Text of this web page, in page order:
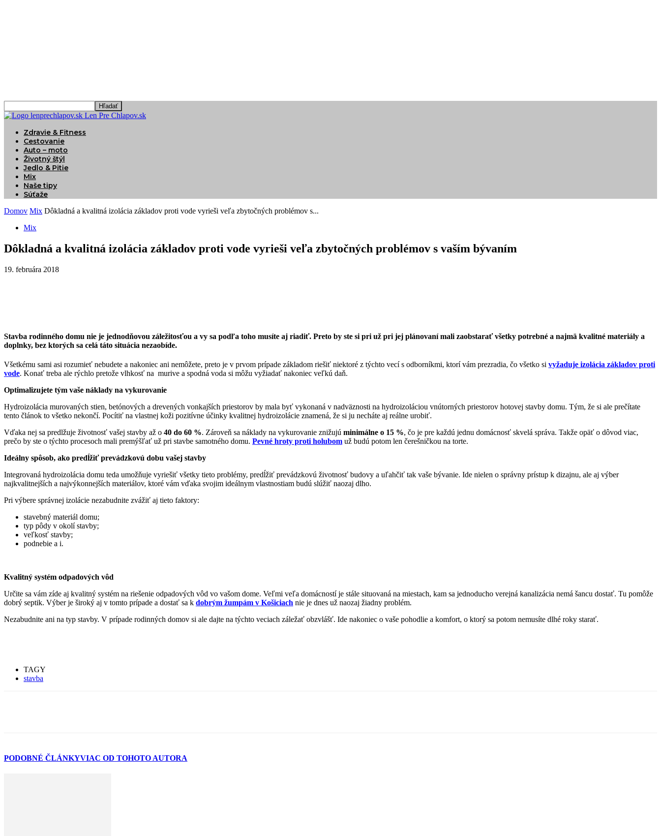
Len Pre Chlapov.sk
Zdravie & Fitness
Cestovanie
Auto – moto
Životný štýl
Jedlo & Pitie
Mix
Naše tipy
Súťaže
Domov Mix Dôkladná a kvalitná izolácia základov proti vode vyrieši veľa zbytočných problémov s...
Mix
Dôkladná a kvalitná izolácia základov proti vode vyrieši veľa zbytočných problémov s vaším bývaním
19. februára 2018
Stavba rodinného domu nie je jednodňovou záležitosťou a vy sa podľa toho musíte aj riadiť. Preto by ste si pri už pri jej plánovaní mali zaobstarať všetky potrebné a najmä kvalitné materiály a
doplnky, bez ktorých sa celá táto situácia nezaobíde.
Všetkému sami asi rozumieť nebudete a nakoniec ani nemôžete, preto je v prvom prípade základom riešiť niektoré z týchto vecí s odborníkmi, ktorí vám prezradia, čo všetko si vyžaduje izolácia základov proti
vode. Konať treba ale rýchlo pretože vlhkosť na murive a spodná voda si môžu vyžiadať nakoniec veľkú daň.
Optimalizujete tým vaše náklady na vykurovanie
Hydroizolácia murovaných stien, betónových a drevených vonkajších priestorov by mala byť vykonaná v nadväznosti na hydroizoláciou vnútorných priestorov hotovej stavby domu. Tým, že si ale prečítate
tento článok to všetko nekončí. Pocítiť na vlastnej koži pozitívne účinky kvalitnej hydroizolácie znamená, že si ju necháte aj reálne urobiť.
Vďaka nej sa predlžuje životnosť vašej stavby až o 40 do 60 %. Zároveň sa náklady na vykurovanie znižujú minimálne o 15 %, čo je pre každú jednu domácnosť skvelá správa. Takže opäť o dôvod viac,
prečo by ste o týchto procesoch mali premýšľať už pri stavbe samotného domu. Pevné hroty proti holubom už budú potom len čerešničkou na torte.
Ideálny spôsob, ako predĺžiť prevádzkovú dobu vašej stavby
Integrovaná hydroizolácia domu teda umožňuje vyriešiť všetky tieto problémy, predĺžiť prevádzkovú životnosť budovy a uľahčiť tak vaše bývanie. Ide nielen o správny prístup k dizajnu, ale aj výber
najkvalitnejších a najvýkonnejších materiálov, ktoré vám vďaka svojim ideálnym vlastnostiam budú slúžiť naozaj dlho.
Pri výbere správnej izolácie nezabudnite zvážiť aj tieto faktory:
stavebný materiál domu;
typ pôdy v okolí stavby;
veľkosť stavby;
podnebie a i.
Kvalitný systém odpadových vôd
Určite sa vám zíde aj kvalitný systém na riešenie odpadových vôd vo vašom dome. Veľmi veľa domácností je stále situovaná na miestach, kam sa jednoducho verejná kanalizácia nemá šancu dostať. Tu pomôže
dobrý septik. Výber je široký aj v tomto prípade a dostať sa k dobrým žumpám v Košiciach nie je dnes už naozaj žiadny problém.
Nezabudnite ani na typ stavby. V prípade rodinných domov si ale dajte na týchto veciach záležať obzvlášť. Ide nakoniec o vaše pohodlie a komfort, o ktorý sa potom nemusíte dlhé roky starať.
TAGY
stavba
PODOBNÉ ČLÁNKYVIAC OD TOHOTO AUTORA